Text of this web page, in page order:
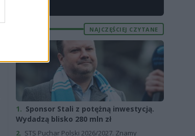
NAJCZĘŚCIEJ CZYTANE
1. Sponsor Stali z potężną inwestycją.
Wydadzą blisko 280 mln zł
2. STS Puchar Polski 2026/2027. Znamy